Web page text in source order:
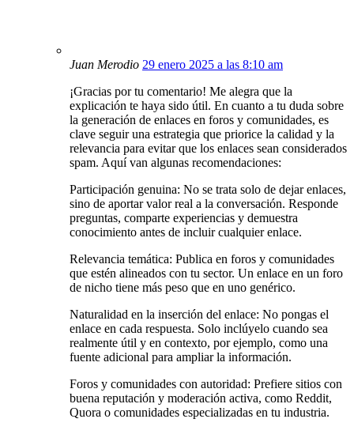
Juan Merodio 29 enero 2025 a las 8:10 am
¡Gracias por tu comentario! Me alegra que la
explicación te haya sido útil. En cuanto a tu duda sobre
la generación de enlaces en foros y comunidades, es
clave seguir una estrategia que priorice la calidad y la
relevancia para evitar que los enlaces sean considerados
spam. Aquí van algunas recomendaciones:
Participación genuina: No se trata solo de dejar enlaces,
sino de aportar valor real a la conversación. Responde
preguntas, comparte experiencias y demuestra
conocimiento antes de incluir cualquier enlace.
Relevancia temática: Publica en foros y comunidades
que estén alineados con tu sector. Un enlace en un foro
de nicho tiene más peso que en uno genérico.
Naturalidad en la inserción del enlace: No pongas el
enlace en cada respuesta. Solo inclúyelo cuando sea
realmente útil y en contexto, por ejemplo, como una
fuente adicional para ampliar la información.
Foros y comunidades con autoridad: Prefiere sitios con
buena reputación y moderación activa, como Reddit,
Quora o comunidades especializadas en tu industria.